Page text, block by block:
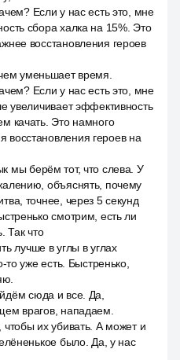
Если у нас есть это, мне
сбора халка на 15%. Это
восстановления героев
уменьшает время.
Если у нас есть это, мне
увеличивает эффективность
качать. Это намного
героев на
мы берём тот, что слева. У
объяснять, почему
точнее, через 5 секунд
смотрим, есть ли
Так что
лучше в углы в углах
то уже есть. Быстренько,
сюда и все. Да,
врагов, нападаем.
их убивать. А может и
было. Да, у нас